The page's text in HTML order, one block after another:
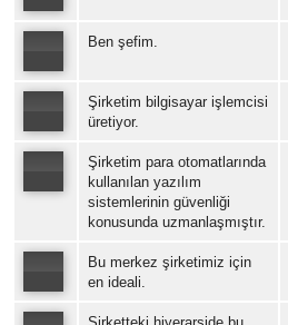
Ben şefim.
Şirketim bilgisayar işlemcisi
üretiyor.
Şirketim para otomatlarında
kullanılan yazılım
sistemlerinin güvenliği
konusunda uzmanlaşmıştır.
Bu merkez şirketimiz için
en ideali.